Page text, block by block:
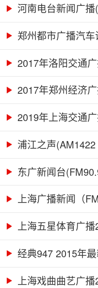
河南电台新闻广
郑州都市广播汽
2017年洛阳交通
2017年郑州经济
2019年上海交通
浦江之声
东广新闻台
上海广播新闻（
上海五星体育广
经典947 2015年
上海戏曲曲艺广